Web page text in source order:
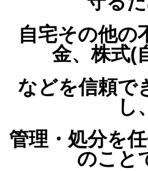
自宅その他の
金、株式(
などを信頼で
し、
管理・処分を
のこと